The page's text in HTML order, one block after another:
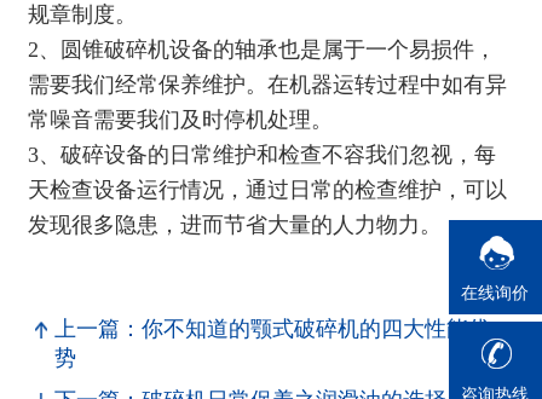
规章制度。
2、
圆锥破碎机设备的轴承也是属于一个易损件，
需要我们经常保养维护。在机器运转过程中如有异
常噪音需要我们及时停机处理。
3、破碎设备的日常维护和检查不容我们忽视，每
天检查设备运行情况，通过日常的检查维护，可以
发现很多隐患，进而节省大量的人力物力。
上一篇：你不知道的颚式破碎机的四大性能优
势
在线询价
咨询热线